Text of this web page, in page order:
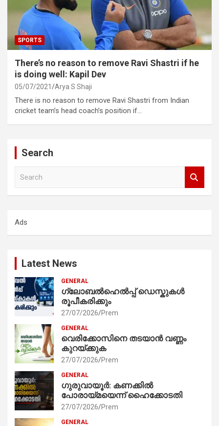
SPORTS
There’s no reason to remove Ravi Shastri if he
is doing well: Kapil Dev
05/07/2021 Arya S Shaji
There is no reason to remove Ravi Shastri from Indian
cricket team’s head coach’s position if…
Search
h
Ads
Latest News
GENERAL
ഗ്ലോബൽഹെൽപ്പ് ഡെസ്കുകൾ
രൂപീകരിക്കും
27/07/2026 Prem
GENERAL
വെരിക്കോസിനെ തടയാൻ വണ്ണം
കുറയ്ക്കുക
27/07/2026 Prem
GENERAL
ഗുരുവായൂർ: കണക്കിൽ
പോരായ്മയെന്ന് ഹൈക്കോടതി
27/07/2026 Prem
GENERAL